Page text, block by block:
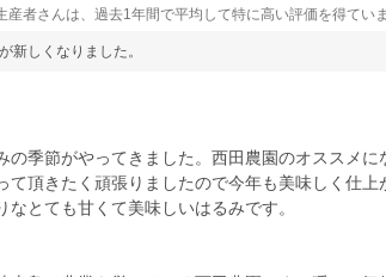
産者さんは、過去1年間で平均して特に高い評価を得ていま
新しくなりました。
の季節がやってきました。西田農園のオススメに
て頂きたく頑張りましたので今年も美味しく仕上
なとても甘くて美味しいはるみです。